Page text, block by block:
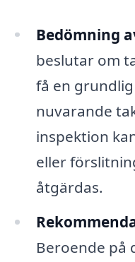
Bedömning
beslutar om
få en
nuvarande
inspektion
eller
åtgärdas.
Beroende på